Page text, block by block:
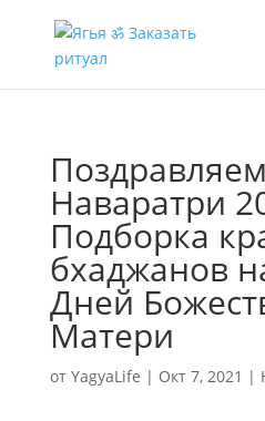
Наваратри
Подборка
бхаджанов
Дней
Матери
от YagyaLife | Окт 7, 2021 |